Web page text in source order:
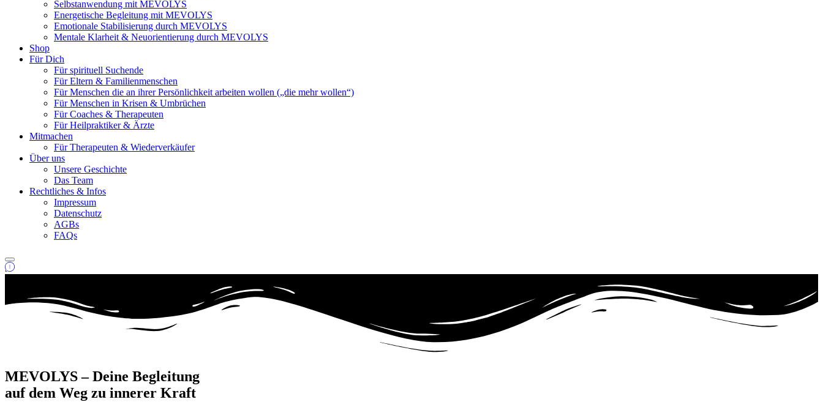
Selbstanwendung mit MEVOLYS
Energetische Begleitung mit MEVOLYS
Emotionale Stabilisierung durch MEVOLYS
Mentale Klarheit & Neuorientierung durch MEVOLYS
Shop
Für Dich
Für spirituell Suchende
Für Eltern & Familienmenschen
Für Menschen die an ihrer Persönlichkeit arbeiten wollen („die mehr wollen“)
Für Menschen in Krisen & Umbrüchen
Für Coaches & Therapeuten
Für Heilpraktiker & Ärzte
Mitmachen
Für Therapeuten & Wiederverkäufer
Über uns
Unsere Geschichte
Das Team
Rechtliches & Infos
Impressum
Datenschutz
AGBs
FAQs
MEVOLYS – Deine Begleitung
auf dem Weg zu innerer Kraft